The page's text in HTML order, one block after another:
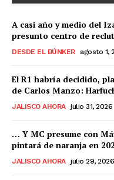
A casi año y medio del
presunto centro de
DESDE EL BÚNKER agosto 1,
El R1 habría decidido,
de Carlos Manzo:
JALISCO AHORA julio 31, 2026
… Y MC presume con
pintará de naranja en
JALISCO AHORA julio 29, 2026